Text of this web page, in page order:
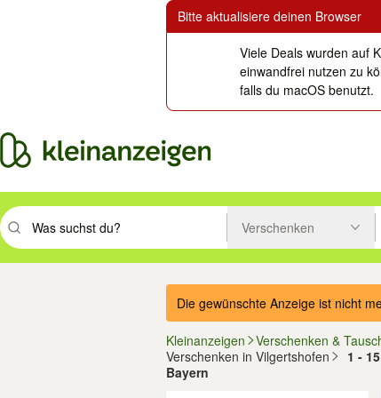
Bitte aktualisiere deinen Browser
Viele Deals wurden auf
einwandfrei nutzen zu
falls du macOS benutzt.
Suchbegriff eingeben. Eingabetaste drücken um zu suchen, oder
Verschenken
Die gewünschte Anzeige ist nicht
Kleinanzeigen
Verschenken &
Verschenken in Vilgertshofen
1 -
Bayern